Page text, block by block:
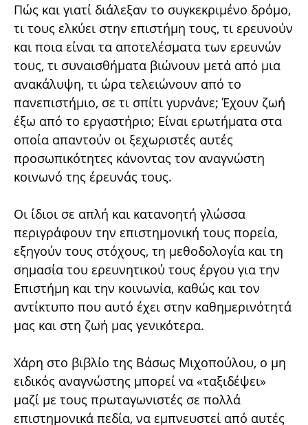
Πώς και γιατί διάλεξαν το συγκεκριμένο δρόμο,
τι τους ελκύει στην επιστήμη τους, τι ερευνούν
και ποια είναι τα αποτελέσματα των ερευνών
τους, τι συναισθήματα βιώνουν μετά από μια
ανακάλυψη, τι ώρα τελειώνουν από το
πανεπιστήμιο, σε τι σπίτι γυρνάνε; Έχουν ζωή
έξω από το εργαστήριο; Είναι ερωτήματα στα
οποία απαντούν οι ξεχωριστές αυτές
προσωπικότητες κάνοντας τον αναγνώστη
κοινωνό της έρευνάς τους.
Οι ίδιοι σε απλή και κατανοητή γλώσσα
περιγράφουν την επιστημονική τους πορεία,
εξηγούν τους στόχους, τη μεθοδολογία και τη
σημασία του ερευνητικού τους έργου για την
Επιστήμη και την κοινωνία, καθώς και τον
αντίκτυπο που αυτό έχει στην καθημερινότητά
μας και στη ζωή μας γενικότερα.
Χάρη στο βιβλίο της Βάσως Μιχοπούλου, ο μη
ειδικός αναγνώστης μπορεί να «ταξιδέψει»
μαζί με τους πρωταγωνιστές σε πολλά
επιστημονικά πεδία, να εμπνευστεί από αυτές